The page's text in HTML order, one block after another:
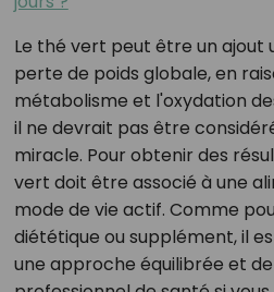
Le thé vert peut être un ajout
perte de poids globale, en
métabolisme et l'oxydation
il ne devrait pas être
miracle. Pour obtenir des
vert doit être associé à une
mode de vie actif. Comme
diététique ou supplément, il
une approche équilibrée et